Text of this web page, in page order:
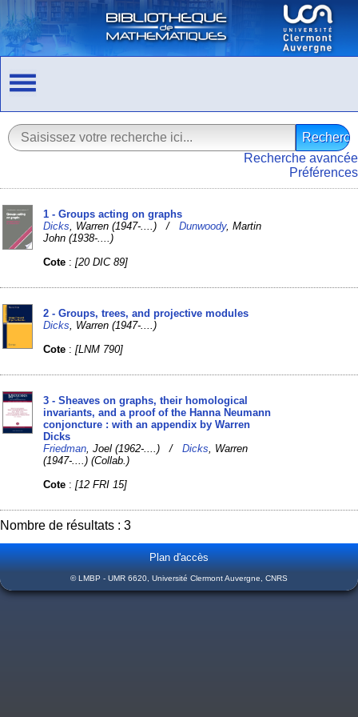
Recherche avancée
Préférences
1 - Groups acting on graphs
Dicks , Warren (1947-....) /Dunwoody, Martin
John (1938-....)
Cote :[20 DIC 89]
2 - Groups, trees, and projective modules
Dicks , Warren (1947-....)
Cote :[LNM 790]
3 - Sheaves on graphs, their homological
invariants, and a proof of the Hanna Neumann
conjoncture : with an appendix by Warren
Dicks
Friedman , Joel (1962-....) /Dicks , Warren
(1947-....) (Collab.)
Cote :[12 FRI 15]
Nombre de résultats : 3
Plan d'accès
© LMBP - UMR 6620, Université Clermont Auvergne, CNRS